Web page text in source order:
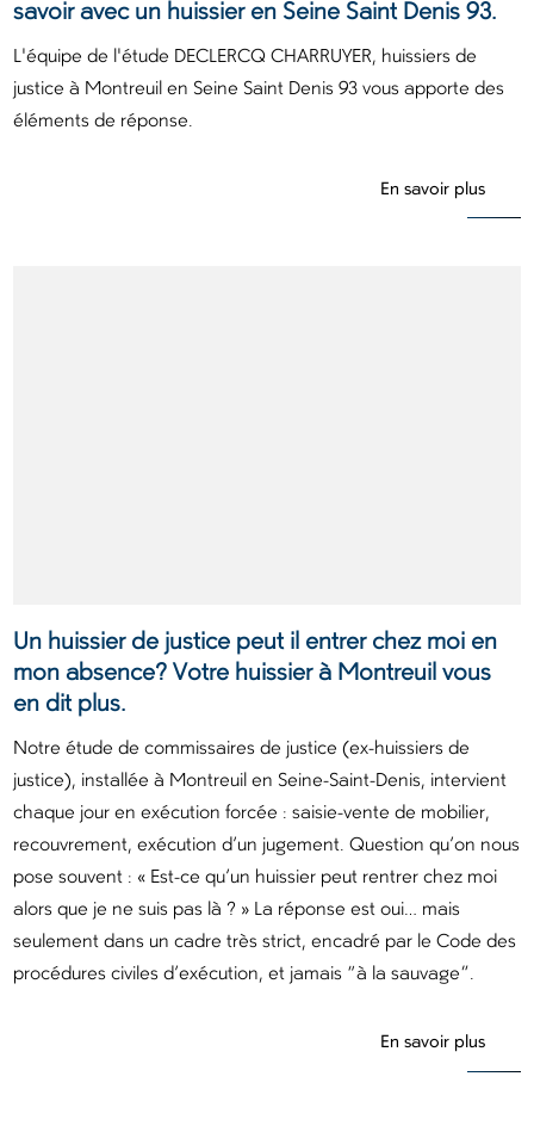
savoir avec un huissier en Seine Saint Denis 93.
L'équipe de l'étude DECLERCQ CHARRUYER, huissiers de
justice à Montreuil en Seine Saint Denis 93 vous apporte des
éléments de réponse.
En savoir plus
Un huissier de justice peut il entrer chez moi en
mon absence? Votre huissier à Montreuil vous
en dit plus.
Notre étude de commissaires de justice (ex-huissiers de
justice), installée à Montreuil en Seine-Saint-Denis, intervient
chaque jour en exécution forcée : saisie-vente de mobilier,
recouvrement, exécution d’un jugement. Question qu’on nous
pose souvent : « Est-ce qu’un huissier peut rentrer chez moi
alors que je ne suis pas là ? » La réponse est oui… mais
seulement dans un cadre très strict, encadré par le Code des
procédures civiles d’exécution, et jamais “à la sauvage”.
En savoir plus